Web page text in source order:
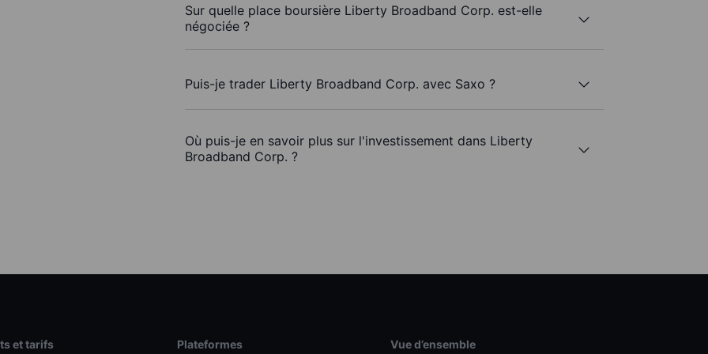
Sur quelle place boursière Liberty Broadband Corp. est-elle
négociée ?
Puis-je trader Liberty Broadband Corp. avec Saxo ?
Où puis-je en savoir plus sur l'investissement dans Liberty
Broadband Corp. ?
et tarifs Plateformes Vue d’ensemble